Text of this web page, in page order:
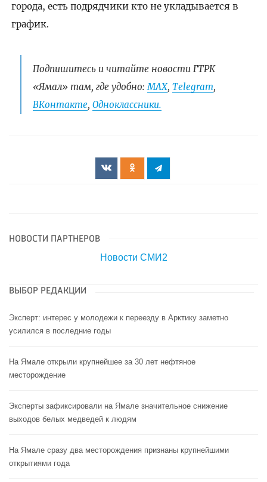
города, есть подрядчики кто не укладывается в
график.
Подпишитесь и читайте новости ГТРК
«Ямал» там, где удобно: МАХ, Telegram,
ВКонтакте, Одноклассники.
НОВОСТИ ПАРТНЕРОВ
Новости СМИ2
ВЫБОР РЕДАКЦИИ
Эксперт: интерес у молодежи к переезду в Арктику заметно
усилился в последние годы
На Ямале открыли крупнейшее за 30 лет нефтяное
месторождение
Эксперты зафиксировали на Ямале значительное снижение
выходов белых медведей к людям
На Ямале сразу два месторождения признаны крупнейшими
открытиями года